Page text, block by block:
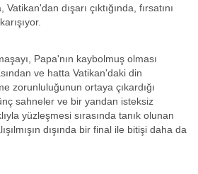
dışarı çıktığında, fırsatını
Papa'nın kaybolmuş olması
ve hatta Vatikan'daki din
zorunluluğunun ortaya çıkardığı
sahneler ve bir yandan isteksiz
yüzleşmesi sırasında tanık olunan
dışında bir final ile bitişi daha da